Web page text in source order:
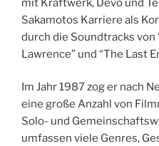
mit Kraftwerk, Devo und
Sakamotos Karriere als
durch die Soundtracks von
Lawrence” und “The Last
Im Jahr 1987 zog er nach
eine große Anzahl von
Solo- und
umfassen viele Genres,